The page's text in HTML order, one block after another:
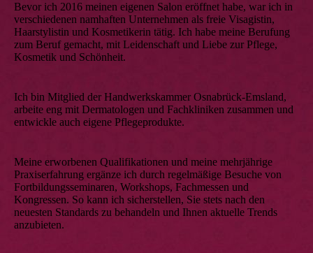
Bevor ich 2016 meinen eigenen Salon eröffnet habe, war ich in
verschiedenen namhaften Unter­nehmen als freie Visagistin,
Haarstylistin und Kosmetikerin tätig. Ich habe meine Berufung
zum Beruf gemacht, mit Leidenschaft und Liebe zur Pflege,
Kosmetik und Schönheit.
Ich bin Mitglied der Handwerkskammer Osnabrück-Emsland,
arbeite eng mit Dermatologen und Fachkliniken zusammen und
entwickle auch eigene Pflege­produkte.
Meine erworbenen Qualifikationen und meine mehrjährige
Praxiserfahrung ergänze ich durch regelmäßige Besuche von
Fortbildungsseminaren, Workshops, Fachmessen und
Kongressen. So kann ich sicherstellen, Sie stets nach den
neuesten Standards zu behandeln und Ihnen aktuelle Trends
anzubieten.